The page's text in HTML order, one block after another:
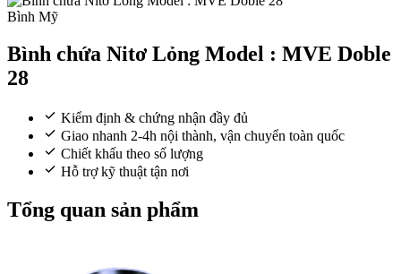
Bình Mỹ
Bình chứa Nitơ Lỏng Model : MVE Doble
28
Kiểm định & chứng nhận đầy đủ
Giao nhanh 2-4h nội thành, vận chuyển toàn quốc
Chiết khấu theo số lượng
Hỗ trợ kỹ thuật tận nơi
Tổng quan sản phẩm